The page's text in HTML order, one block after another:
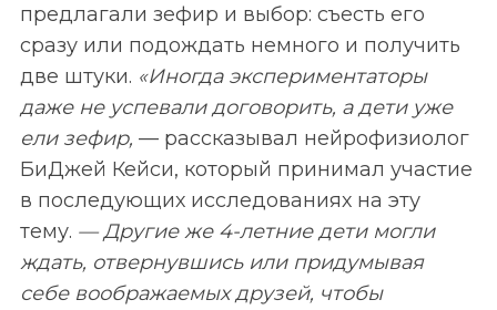
предлагали зефир и выбор: съесть его
сразу или подождать немного и получить
две штуки. «Иногда экспериментаторы
даже не успевали договорить, а дети уже
ели зефир, — рассказывал нейрофизиолог
БиДжей Кейси, который принимал участие
в последующих исследованиях на эту
тему. — Другие же 4-летние дети могли
ждать, отвернувшись или придумывая
себе воображаемых друзей, чтобы